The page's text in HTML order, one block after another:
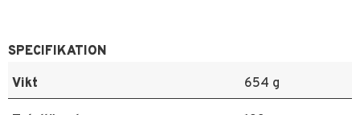
SPECIFIKATION
Vikt
654 g